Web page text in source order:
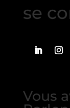
se
Vous